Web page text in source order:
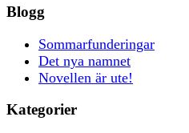
Blogg
Sommarfunderingar
Det nya namnet
Novellen är ute!
Kategorier